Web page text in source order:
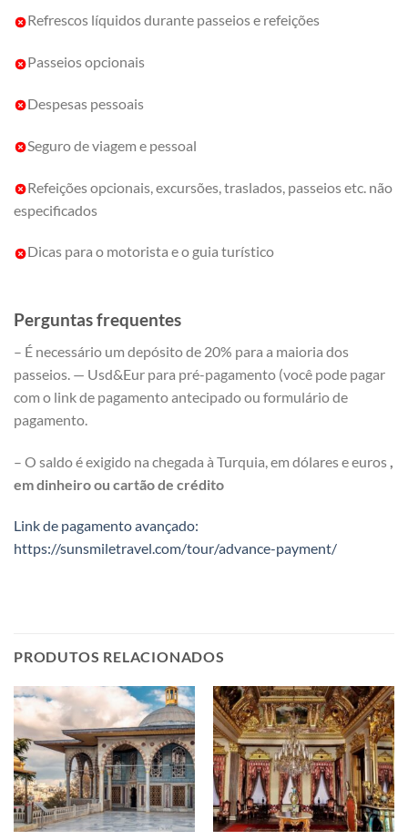
Refrescos líquidos durante passeios e refeições
Passeios opcionais
Despesas pessoais
Seguro de viagem e pessoal
Refeições opcionais, excursões, traslados, passeios etc. não
especificados
Dicas para o motorista e o guia turístico
Perguntas frequentes
– É necessário um depósito de 20% para a maioria dos
passeios. — Usd&Eur para pré-pagamento (você pode pagar
com o link de pagamento antecipado ou formulário de
pagamento.
– O saldo é exigido na chegada à Turquia, em dólares e euros
em dinheiro ou cartão de crédito
Link de pagamento avançado:
https://sunsmiletravel.com/tour/advance-payment/
PRODUTOS RELACIONADOS